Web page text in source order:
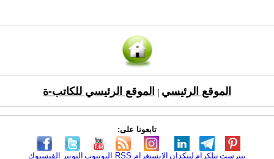
الموقع الرئيسي الموقع الرئيسي للكاتب-ة
تابعونا على:
الفيسبوك التويتر اليوتيوب RSS الانستغرام لينكدإن تيلكرامبنترست